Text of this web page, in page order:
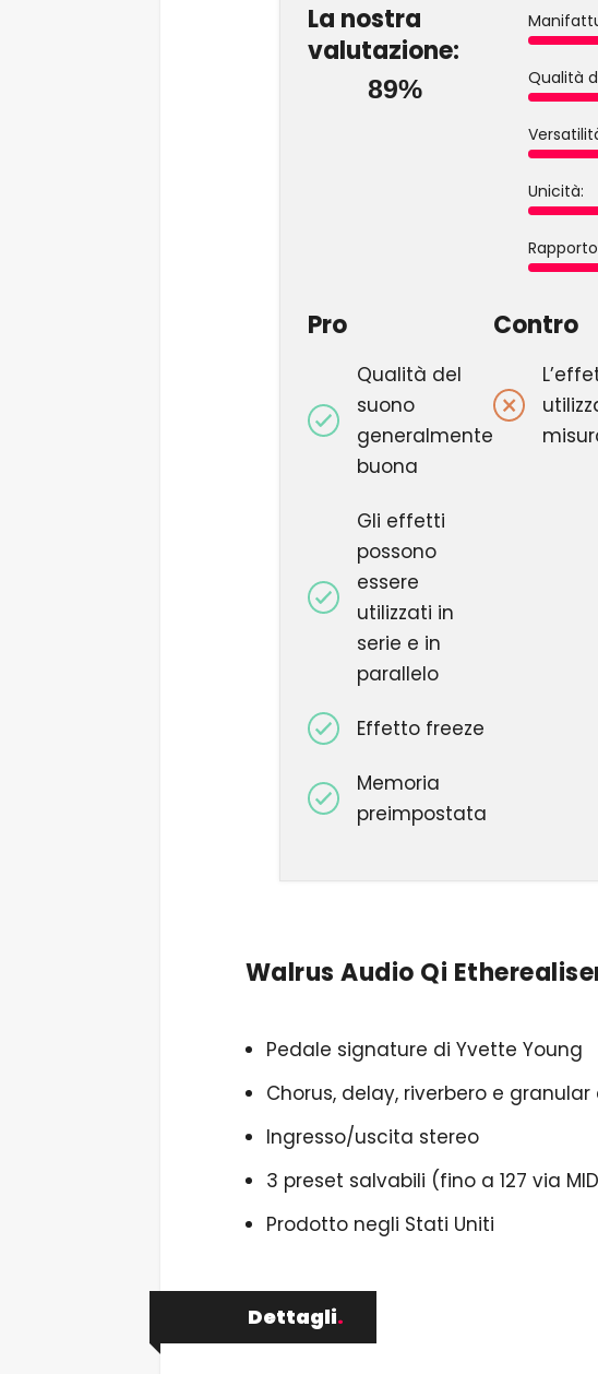
La nostra
valutazione:
89% Qualità
Unicità:
Pro
Qualità del
suono
generalmente
buona
Gli effetti
possono
essere
utilizzati in
serie e in
parallelo
Effetto freeze
Memoria
preimpostata
Contro
Walrus Audio Qi
Pedale signature di Yvette Young
Chorus, delay, riverbero e
Ingresso/uscita stereo
3 preset salvabili (fino a 127 via
Prodotto negli Stati Uniti
Dettagli.